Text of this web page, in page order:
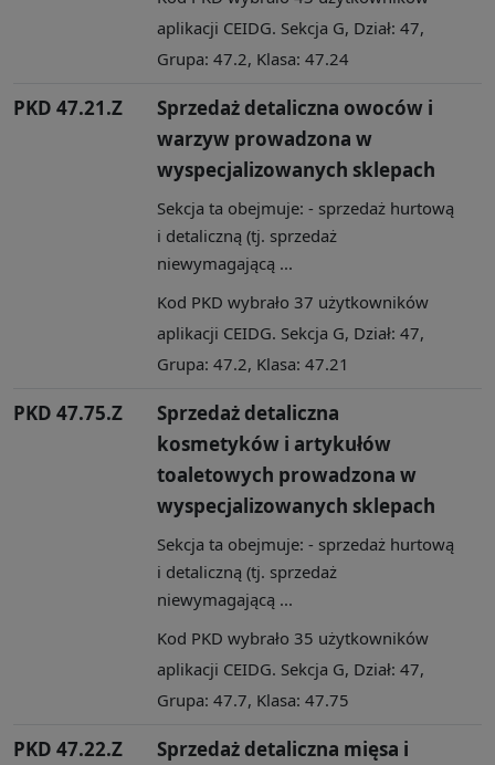
aplikacji CEIDG. Sekcja G, Dział: 47,
Grupa: 47.2, Klasa: 47.24
PKD 47.21.Z
Sprzedaż detaliczna owoców i
warzyw prowadzona w
wyspecjalizowanych sklepach
Sekcja ta obejmuje: - sprzedaż hurtową
i detaliczną (tj. sprzedaż
niewymagającą ...
Kod PKD wybrało 37 użytkowników
aplikacji CEIDG. Sekcja G, Dział: 47,
Grupa: 47.2, Klasa: 47.21
PKD 47.75.Z
Sprzedaż detaliczna
kosmetyków i artykułów
toaletowych prowadzona w
wyspecjalizowanych sklepach
Sekcja ta obejmuje: - sprzedaż hurtową
i detaliczną (tj. sprzedaż
niewymagającą ...
Kod PKD wybrało 35 użytkowników
aplikacji CEIDG. Sekcja G, Dział: 47,
Grupa: 47.7, Klasa: 47.75
PKD 47.22.Z
Sprzedaż detaliczna mięsa i